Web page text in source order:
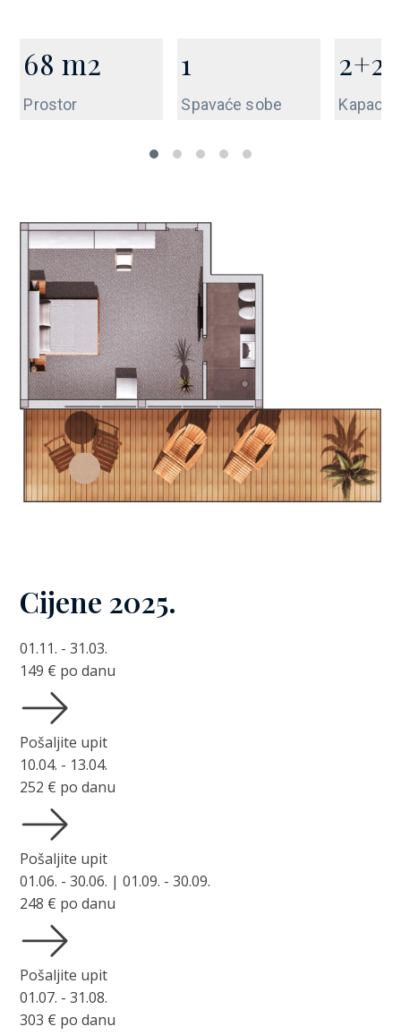
68 m2
Prostor
1
Spavaće sobe
2+2
Cijene 2025.
01.11. - 31.03.
149 € po danu
Pošaljite upit
10.04. - 13.04.
252 € po danu
Pošaljite upit
01.06. - 30.06. | 01.09. - 30.09.
248 € po danu
Pošaljite upit
01.07. - 31.08.
303 € po danu